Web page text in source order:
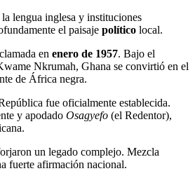
lengua inglesa y instituciones
el paisaje político local.
en enero de 1957. Bajo el
Nkrumah, Ghana se convirtió en el
de África negra.
fue oficialmente establecida.
y apodado Osagyefo (el Redentor),
un legado complejo. Mezcla
fuerte afirmación nacional.